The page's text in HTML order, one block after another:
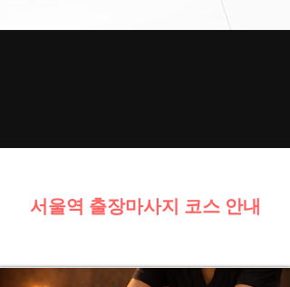
서울역 출장마사지 코스 안내